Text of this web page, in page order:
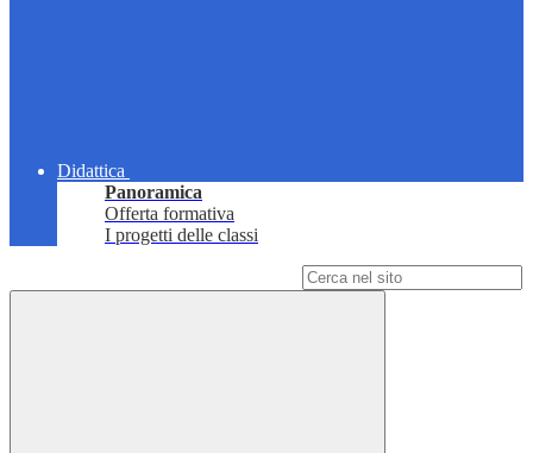
Didattica
Panoramica
Offerta formativa
I progetti delle classi